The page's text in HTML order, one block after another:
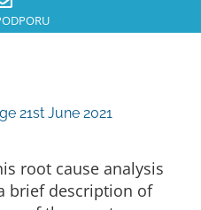
21st June 2021
cause analysis
brief description of